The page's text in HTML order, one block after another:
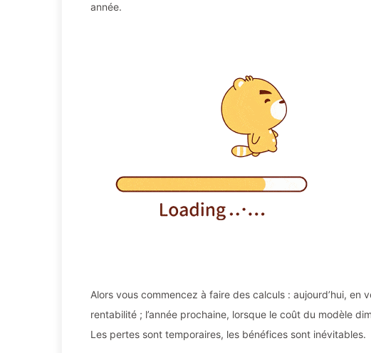
année.
Alors vous commencez à faire des calculs : aujourd’hui,
rentabilité ; l’année prochaine, lorsque le coût du modèle
Les pertes sont temporaires, les bénéfices sont inévitables.